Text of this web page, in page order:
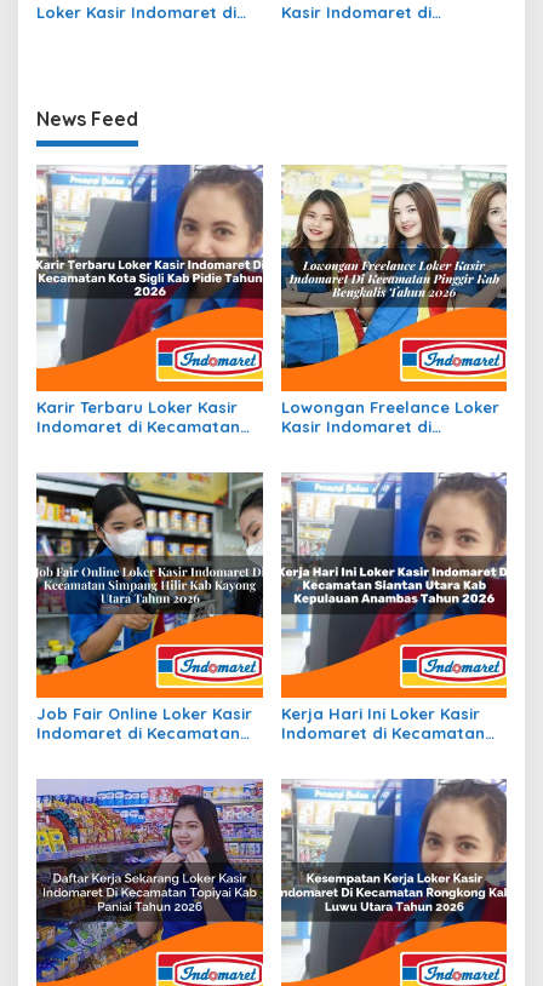
Loker Kasir Indomaret di
Kasir Indomaret di
News Feed
Karir Terbaru Loker Kasir
Indomaret di Kecamatan
Lowongan Freelance Loker
Kasir Indomaret di
Job Fair Online Loker Kasir
Indomaret di Kecamatan
Kerja Hari Ini Loker Kasir
Indomaret di Kecamatan
2026